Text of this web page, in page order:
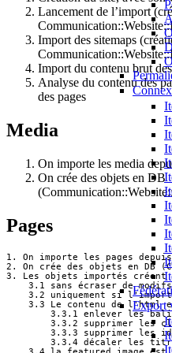
Export
Lancement de l’import
Import des sitemaps
Import du contenu brut
Analyse du contenu des
des pages
Media
On importe les media
On crée des objets en DB
Pages
1. On importe les pages
2. On crée des objets en DB
3. Les objets importés créent
3.1 sans écraser de
3.2 uniquement si
3.3 Le contenu de l'html
3.3.1 enlever les
3.3.2 supprimer les
3.3.3 supprimer les
3.3.4 décaler les